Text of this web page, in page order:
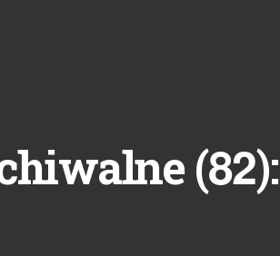
(82):